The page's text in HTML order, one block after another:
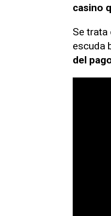
casino
Se trata
escuda
del